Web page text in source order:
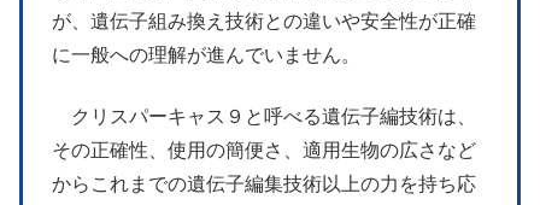
が、遺伝子組み換え技術との違いや安全性が正確
に一般への理解が進んでいません。
クリスパーキャス９と呼べる遺伝子編技術は、
その正確性、使用の簡便さ、適用生物の広さなど
からこれまでの遺伝子編集技術以上の力を持ち応